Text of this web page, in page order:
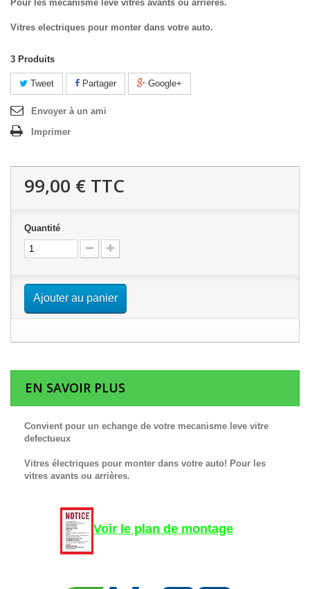
Pour les mecanisme leve vitres avants ou arrieres.
Vitres electriques pour monter dans votre auto.
3 Produits
Tweet Partager Google+
Envoyer à un ami
Imprimer
99,00 € TTC
Quantité
Ajouter au panier
EN SAVOIR PLUS
Convient pour un echange de votre mecanisme leve vitre
defectueux
Vitres électriques pour monter dans votre auto! Pour les
vitres avants ou arrières.
Voir le plan de montage